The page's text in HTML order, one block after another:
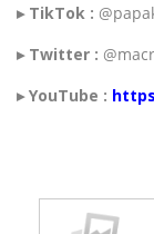
▸ TikTok :
▸ Twitter :
▸ YouTube :